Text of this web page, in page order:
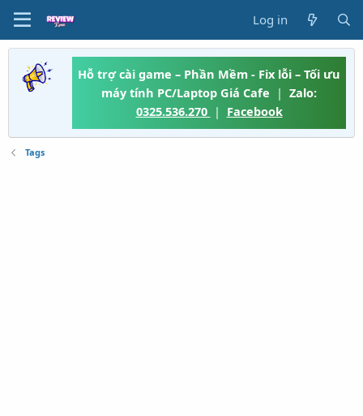
Log in
Hỗ trợ cài game – Phần Mềm - Fix lỗi – Tối ưu
máy tính PC/Laptop Giá Cafe | Zalo:
0325.536.270 | Facebook
Tags